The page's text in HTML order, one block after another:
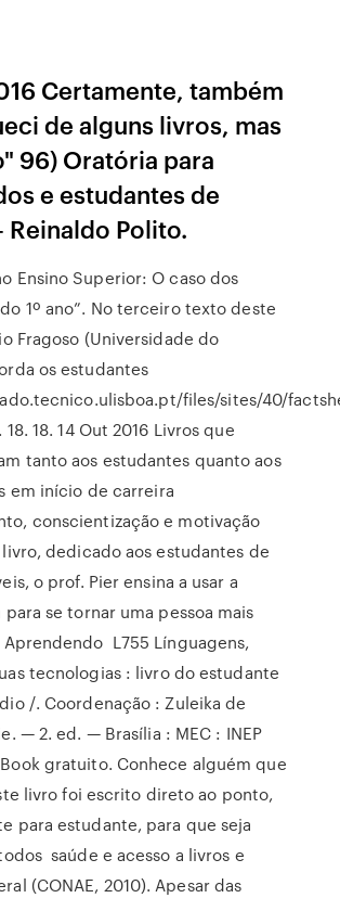
Certamente, também
de alguns livros, mas
96) Oratória para
e estudantes de
Reinaldo Polito.
Ensino Superior: O caso dos
1º ano”. No terceiro texto deste
Fragoso (Universidade do
os estudantes
files/sites/40/
18. 18. 14 Out 2016 Livros que
tanto aos estudantes quanto aos
em início de carreira
conscientização e motivação
dedicado aos estudantes de
o prof. Pier ensina a usar a
se tornar uma pessoa mais
L755 Línguagens,
tecnologias : livro do estudante
/. Coordenação : Zuleika de
— 2. ed. — Brasília : MEC : INEP
gratuito. Conhece alguém que
livro foi escrito direto ao ponto,
para estudante, para que seja
saúde e acesso a livros e
(CONAE, 2010). Apesar das